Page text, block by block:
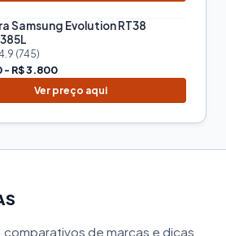
Samsung Evolution RT38
(745)
- R$ 3.800
Ver preço aqui
comparativos de marcas e dicas